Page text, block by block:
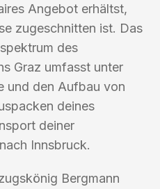
Angebot erhältst,
zugeschnitten ist. Das
des
Graz umfasst unter
und den Aufbau von
deines
deiner
Innsbruck.
Bergmann